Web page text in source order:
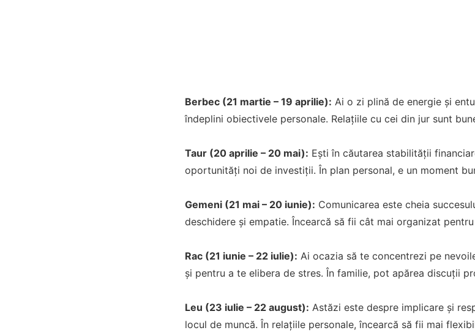
Berbec (21 martie – 19 aprilie): Ai o zi plină de energie și
îndeplini obiectivele personale. Relațiile cu cei din jur sunt
Taur (20 aprilie – 20 mai): Ești în căutarea stabilității
oportunități noi de investiții. În plan personal, e un moment
Gemeni (21 mai – 20 iunie): Comunicarea este cheia
deschidere și empatie. Încearcă să fii cât mai organizat
Rac (21 iunie – 22 iulie): Ai ocazia să te concentrezi pe
și pentru a te elibera de stres. În familie, pot apărea discuții
Leu (23 iulie – 22 august): Astăzi este despre implicare și
locul de muncă. În relațiile personale, încearcă să fii mai